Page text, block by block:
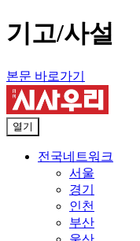
기고/사설
본문 바로가기
열기
전국네트워크
서울
경기
인천
부산